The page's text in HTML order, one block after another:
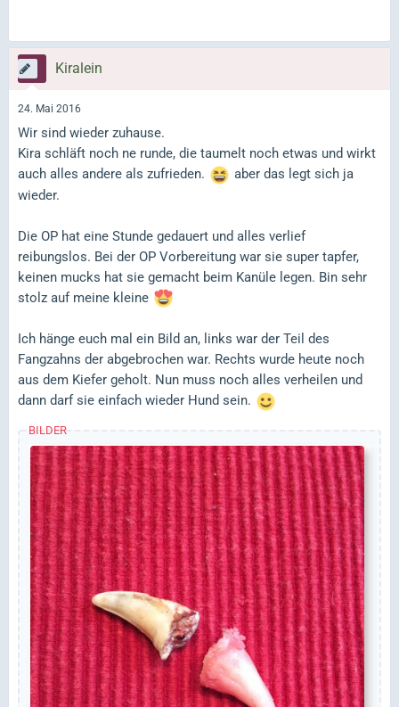
Kiralein
24. Mai 2016
Wir sind wieder zuhause.
Kira schläft noch ne runde, die taumelt noch etwas und wirkt
auch alles andere als zufrieden.
aber das legt sich ja
wieder.
Die OP hat eine Stunde gedauert und alles verlief
reibungslos. Bei der OP Vorbereitung war sie super tapfer,
keinen mucks hat sie gemacht beim Kanüle legen. Bin sehr
stolz auf meine kleine
Ich hänge euch mal ein Bild an, links war der Teil des
Fangzahns der abgebrochen war. Rechts wurde heute noch
aus dem Kiefer geholt. Nun muss noch alles verheilen und
dann darf sie einfach wieder Hund sein.
BILDER